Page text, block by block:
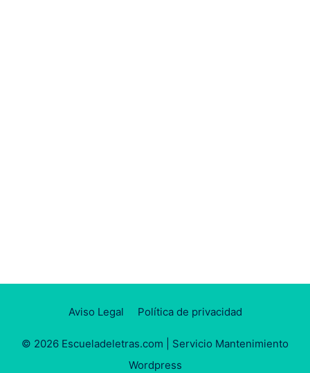
Aviso Legal Política de privacidad
© 2026 Escueladeletras.com | Servicio Mantenimiento
Wordpress